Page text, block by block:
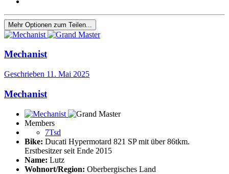
Mehr Optionen zum Teilen...
Mechanist
Geschrieben 11. Mai 2025
Mechanist
Members
7Tsd
Bike: Ducati Hypermotard 821 SP mit über 86tkm.
Erstbesitzer seit Ende 2015
Name: Lutz
Wohnort/Region: Oberbergisches Land